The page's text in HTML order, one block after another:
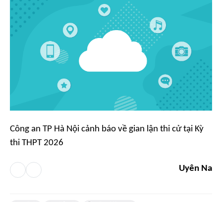
Công an TP Hà Nội cảnh báo về gian lận thi cử tại Kỳ
thi THPT 2026
Uyên Na